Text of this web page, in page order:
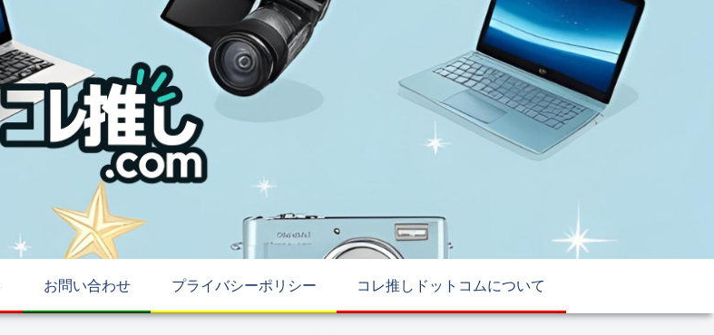
お問い合わせ プライバシーポリシー コレ推しドットコムについて